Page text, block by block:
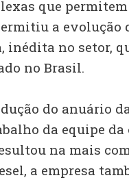
que
a evolução
inédita no setor,
no Brasil.
do anuário
da equipe
na mais
a empresa